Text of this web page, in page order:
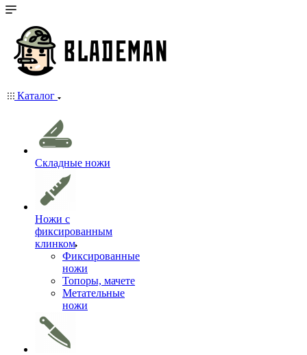
Каталог
Складные ножи
Ножи с
фиксированным
клинком
Фиксированные
ножи
Топоры, мачете
Метательные
ножи